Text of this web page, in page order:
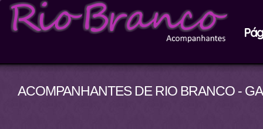
ACOMPANHANTES DE RIO BRANCO -